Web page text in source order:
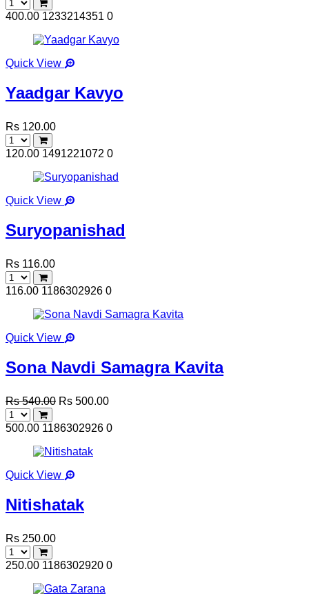
400.00 1233214351 0
Quick View
Yaadgar Kavyo
Rs 120.00
120.00 1491221072 0
Quick View
Suryopanishad
Rs 116.00
116.00 1186302926 0
Quick View
Sona Navdi Samagra Kavita
Rs 540.00 Rs 500.00
500.00 1186302926 0
Quick View
Nitishatak
Rs 250.00
250.00 1186302920 0